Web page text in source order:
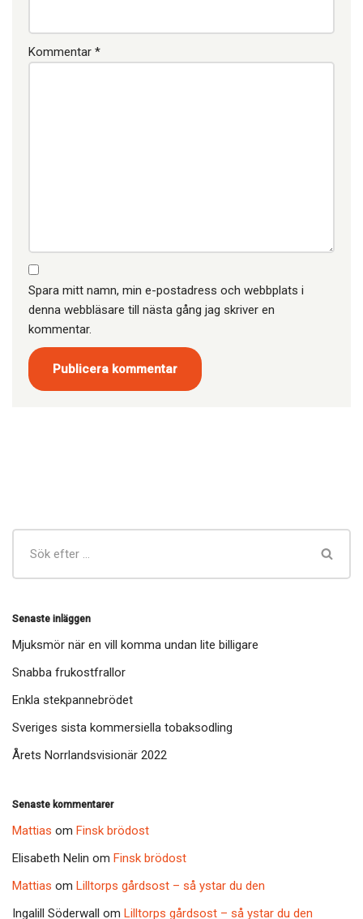
Kommentar *
Spara mitt namn, min e-postadress och webbplats i
denna webbläsare till nästa gång jag skriver en
kommentar.
Senaste inläggen
Mjuksmör när en vill komma undan lite billigare
Snabba frukostfrallor
Enkla stekpannebrödet
Sveriges sista kommersiella tobaksodling
Årets Norrlandsvisionär 2022
Senaste kommentarer
Mattias om Finsk brödost
Elisabeth Nelin om Finsk brödost
Mattias om Lilltorps gårdsost – så ystar du den
Ingalill Söderwall om Lilltorps gårdsost – så ystar du den